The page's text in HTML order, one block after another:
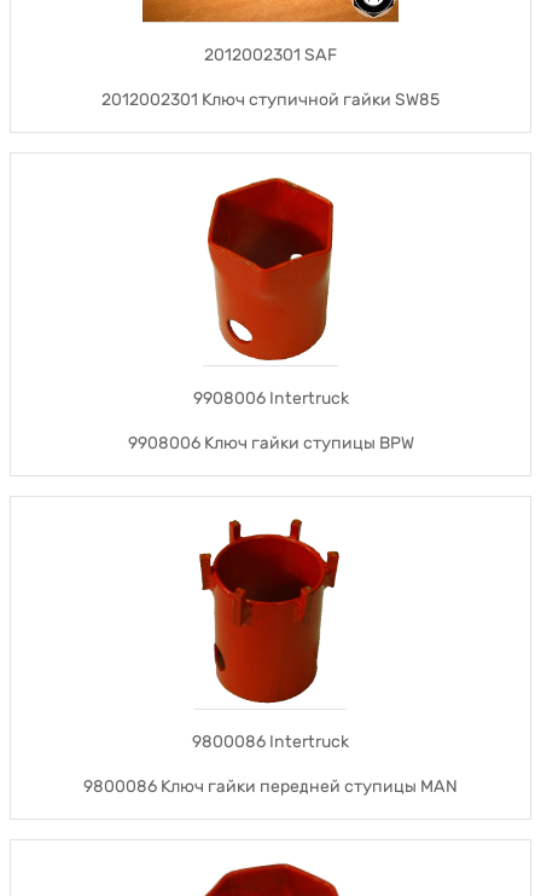
2012002301 SAF
2012002301 Ключ ступичной гайки SW85
9908006 Intertruck
9908006 Ключ гайки ступицы BPW
9800086 Intertruck
9800086 Ключ гайки передней ступицы MAN